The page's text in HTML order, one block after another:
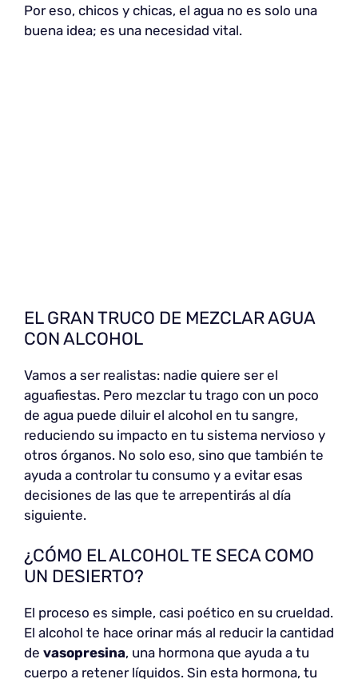
Por eso, chicos y chicas, el agua no es solo una
buena idea; es una necesidad vital.
EL GRAN TRUCO DE MEZCLAR AGUA
CON ALCOHOL
Vamos a ser realistas: nadie quiere ser el
aguafiestas. Pero mezclar tu trago con un poco
de agua puede diluir el alcohol en tu sangre,
reduciendo su impacto en tu sistema nervioso y
otros órganos. No solo eso, sino que también te
ayuda a controlar tu consumo y a evitar esas
decisiones de las que te arrepentirás al día
siguiente.
¿CÓMO EL ALCOHOL TE SECA COMO
UN DESIERTO?
El proceso es simple, casi poético en su crueldad.
El alcohol te hace orinar más al reducir la cantidad
de vasopresina, una hormona que ayuda a tu
cuerpo a retener líquidos. Sin esta hormona, tu